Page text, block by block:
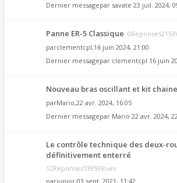
Dernier messagepar savate 23 juil. 2024,
Panne ER-5 Classique
parclementcpl,16 juin 2024, 21:00
Dernier messagepar clementcpl 16 juin
Nouveau bras oscillant et kit chaine
parMario,22 avr. 2024, 16:05
Dernier messagepar Mario 22 avr. 2024,
Le contrôle technique des deux-
définitivement enterré
12Réponses13959Vues
parjunior,03 sept. 2021, 11:42